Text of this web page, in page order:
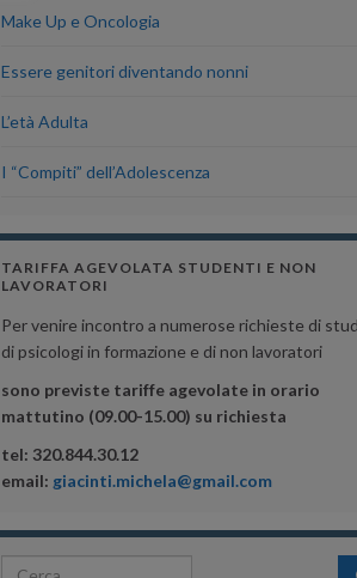
Make Up e Oncologia
Essere genitori diventando nonni
L’età Adulta
I “Compiti” dell’Adolescenza
TARIFFA AGEVOLATA STUDENTI E NON
LAVORATORI
Per venire incontro a numerose richieste di
di psicologi in formazione e di non lavoratori
sono previste tariffe agevolate in orario
mattutino (09.00-15.00) su richiesta
tel: 320.844.30.12
email: giacinti.michela@gmail.com
Search for: